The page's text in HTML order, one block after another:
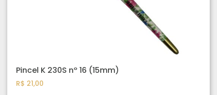
Pincel K 230S nº 16 (15mm)
R$ 21,00